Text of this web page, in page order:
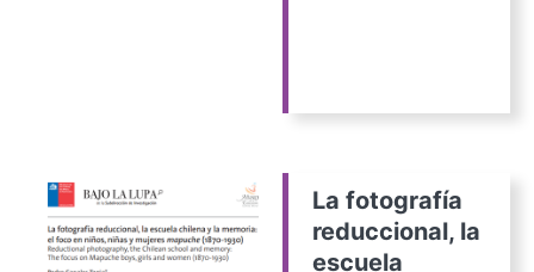
La fotografía
reduccional, la
escuela